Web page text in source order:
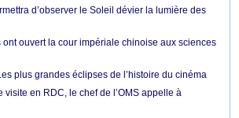
d’observer le Soleil dévier la lumière des
ouvert la cour impériale chinoise aux sciences
plus grandes éclipses de l’histoire du cinéma
visite en RDC, le chef de l’OMS appelle à